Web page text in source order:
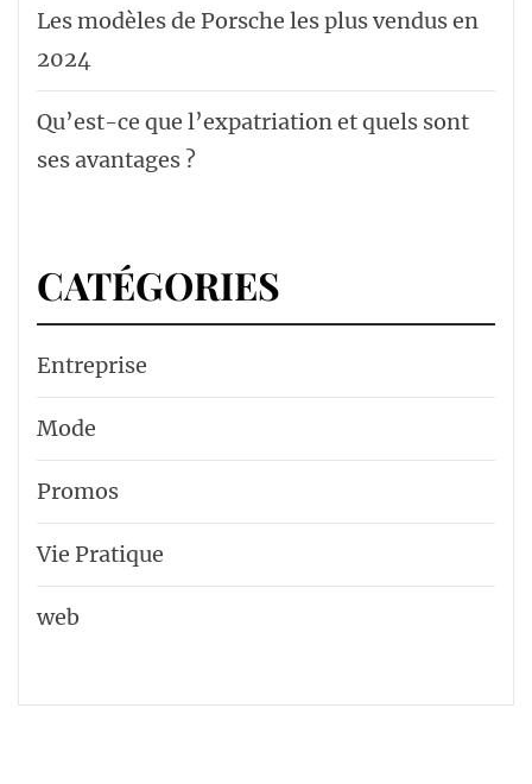
Les modèles de Porsche les plus vendus en
2024
Qu’est-ce que l’expatriation et quels sont
ses avantages ?
CATÉGORIES
Entreprise
Mode
Promos
Vie Pratique
web